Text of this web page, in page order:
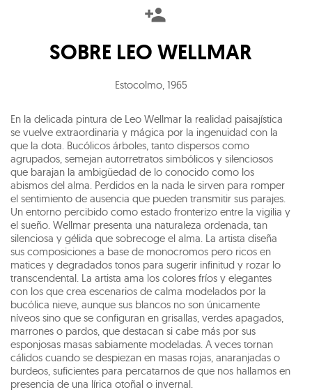
SOBRE LEO WELLMAR
Estocolmo, 1965
En la delicada pintura de Leo Wellmar la realidad paisajística
se vuelve extraordinaria y mágica por la ingenuidad con la
que la dota. Bucólicos árboles, tanto dispersos como
agrupados, semejan autorretratos simbólicos y silenciosos
que barajan la ambigüedad de lo conocido como los
abismos del alma. Perdidos en la nada le sirven para romper
el sentimiento de ausencia que pueden transmitir sus parajes.
Un entorno percibido como estado fronterizo entre la vigilia y
el sueño. Wellmar presenta una naturaleza ordenada, tan
silenciosa y gélida que sobrecoge el alma. La artista diseña
sus composiciones a base de monocromos pero ricos en
matices y degradados tonos para sugerir infinitud y rozar lo
transcendental. La artista ama los colores fríos y elegantes
con los que crea escenarios de calma modelados por la
bucólica nieve, aunque sus blancos no son únicamente
níveos sino que se configuran en grisallas, verdes apagados,
marrones o pardos, que destacan si cabe más por sus
esponjosas masas sabiamente modeladas. A veces tornan
cálidos cuando se despiezan en masas rojas, anaranjadas o
burdeos, suficientes para percatarnos de que nos hallamos en
presencia de una lírica otoñal o invernal.